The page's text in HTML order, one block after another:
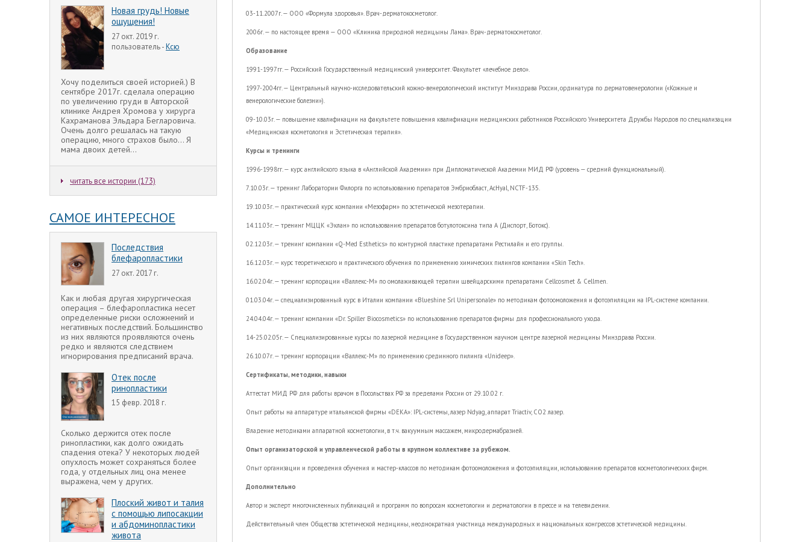
Новая грудь! Новые
ощущения!
27 окт. 2019 г.
пользователь -Ксю
Хочу поделиться своей историей.) В
сентябре 2017г. сделала операцию
по увеличению груди в Авторской
клинике Андрея Хромова у хирурга
Кахраманова Эльдара Бегларовича.
Очень долго решалась на такую
операцию, много страхов было... Я
мама двоих детей...
читать все истории (173)
САМОЕ ИНТЕРЕСНОЕ
Последствия
блефаропластики
27 окт. 2017 г.
Как и любая другая хирургическая
операция – блефаропластика несет
определенные риски осложнений и
негативных последствий. Большинство
из них являются проявляются очень
редко и являются следствием
игнорирования предписаний врача.
Отек после
ринопластики
15 февр. 2018 г.
Сколько держится отек после
ринопластики, как долго ожидать
спадения отека? У некоторых людей
опухлость может сохраняться более
года, у отдельных лиц она менее
выражена, чем у других.
Плоский живот и талия
с помощью липосакции
и абдоминопластики
живота
03-11.2007г. — ООО «Формула здоровья». Врач-дерматокосметолог.
2006г. — по настоящее время — ООО «Клиника природной медицыны Лама». Врач-дерматокосметолог.
Образование
1991-1997гг. — Российский Государственный медицинский университет. Факультет «лечебное дело».
1997-2004гг. — Центральный научно-исследовательский кожно-венерологический институт Минздрава России, ординатура по дерматовенерологии («Кожные и
венерологические болезни»).
09-10.03г. — повышение квалификации на факультете повышения квалификации медицинских работников Российского Университета Дружбы Народов по специализации
«Медицинская косметология и Эстетическая терапия».
Курсы и тренинги
1996-1998гг. — курс английского языка в «Английской Академии» при Дипломатической Академии МИД РФ (уровень — средний функциональный).
7.10.03г. — тренинг Лаборатории Филорга по использованию препаратов Эмбриобласт, AcHyal, NCTF-135.
19.10.03г. — практический курс компании «Мезофарм» по эстетической мезотерапии.
14.11.03г. — тренинг МЦЦК «Эклан» по использованию препаратов ботулотоксина типа А (Диспорт, Ботокс).
02.12.03г. — тренинг компании «Q-Med Esthetics» по контурной пластике препаратами Рестилайн и его группы.
16.12.03г. — курс теоретического и практического обучения по применению химических пилингов компании «Skin Тech».
16.02.04г. — тренинг корпорации «Валлекс-М» по омолаживающей терапии швейцарскими препаратами Cellcosmet & Cellmen.
01.03.04г. — специализированный курс в Италии компании «Blueshine Srl Unipersonale» по методикам фотоомоложения и фотоэпиляции на IPL-системе компании.
24.04.04г. — тренинг компании «Dr. Spiller Biocosmetics» по использованию препаратов фирмы для профессионального ухода.
14-25.02.05г. — Специализированные курсы по лазерной медицине в Государственном научном центре лазерной медицины Минздрава России.
26.10.07г. — тренинг корпорации «Валлекс-М» по применению срединного пилинга «Unideep».
Сертификаты, методики, навыки
Аттестат МИД РФ для работы врачом в Посольствах РФ за пределами России от 29.10.02 г.
Опыт работы на аппаратуре итальянской фирмы «DEKA»: IPL-системы, лазер Ndyag, аппарат Triactiv, CO2 лазер.
Владение методиками аппаратной косметологии, в т.ч. вакуумным массажем, микродермабразией.
Опыт организаторской и управленческой работы в крупном коллективе за рубежом.
Опыт организации и проведения обучения и мастер-классов по методикам фотоомоложения и фотоэпиляции, использованию препаратов косметологических фирм.
Дополнительно
Автор и эксперт многочисленных публикаций и программ по вопросам косметологии и дерматологии в прессе и на телевидении.
Действительный член Общества эстетической медицины, неоднократная участница международных и национальных конгрессов эстетической медицины.